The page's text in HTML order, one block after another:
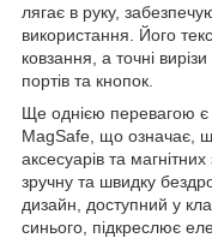
лягає в руку,
використання. Його
ковзання, а точні
портів та кнопок.
Ще однією перевагою є
MagSafe, що означає,
аксесуарів та
зручну та швидку
дизайн, доступний у
синього, підкреслює